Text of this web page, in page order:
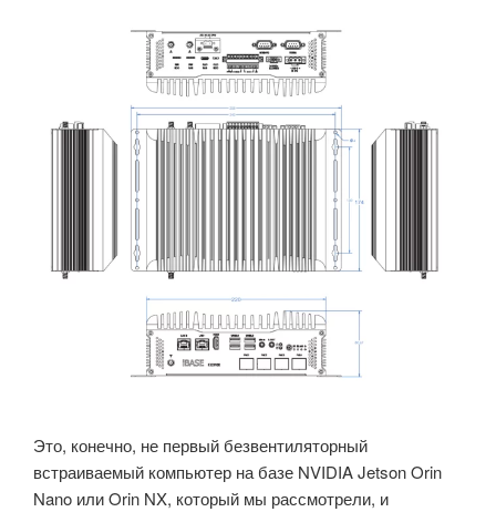
Это, конечно, не первый безвентиляторный
встраиваемый компьютер на базе NVIDIA Jetson Orin
Nano или Orin NX, который мы рассмотрели, и